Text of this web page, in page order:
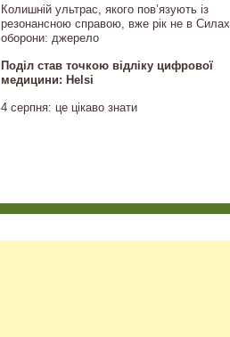
Колишній ультрас, якого пов’язують із
резонансною справою, вже рік не в Силах
оборони: джерело
Поділ став точкою відліку цифрової
медицини: Helsi
4 серпня: це цікаво знати